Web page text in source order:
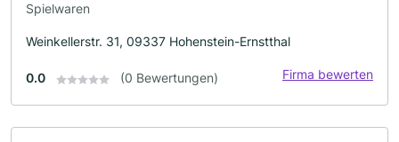
Spielwaren
Weinkellerstr. 31, 09337 Hohenstein-Ernstthal
0.0 (0 Bewertungen) Firma bewerten